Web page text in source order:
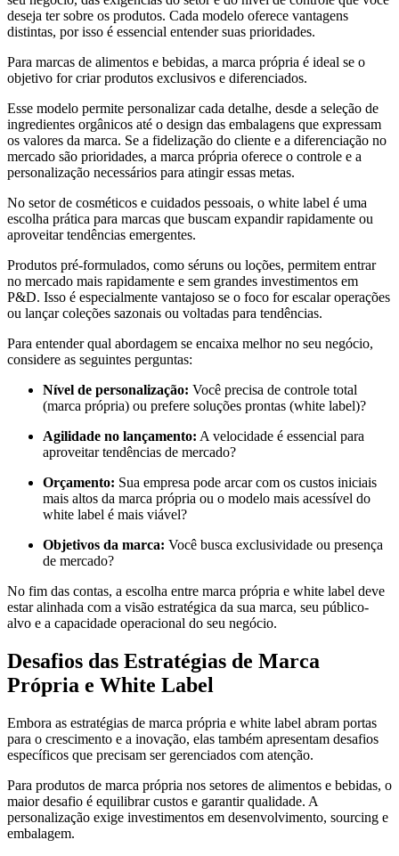
deseja ter sobre os produtos. Cada modelo oferece vantagens
distintas, por isso é essencial entender suas prioridades.
Para marcas de alimentos e bebidas, a marca própria é ideal se o
objetivo for criar produtos exclusivos e diferenciados.
Esse modelo permite personalizar cada detalhe, desde a seleção de
ingredientes orgânicos até o design das embalagens que expressam
os valores da marca. Se a fidelização do cliente e a diferenciação no
mercado são prioridades, a marca própria oferece o controle e a
personalização necessários para atingir essas metas.
No setor de cosméticos e cuidados pessoais, o white label é uma
escolha prática para marcas que buscam expandir rapidamente ou
aproveitar tendências emergentes.
Produtos pré-formulados, como séruns ou loções, permitem entrar
no mercado mais rapidamente e sem grandes investimentos em
P&D. Isso é especialmente vantajoso se o foco for escalar operações
ou lançar coleções sazonais ou voltadas para tendências.
Para entender qual abordagem se encaixa melhor no seu negócio,
considere as seguintes perguntas:
Nível de personalização: Você precisa de controle total
(marca própria) ou prefere soluções prontas (white label)?
Agilidade no lançamento: A velocidade é essencial para
aproveitar tendências de mercado?
Orçamento: Sua empresa pode arcar com os custos iniciais
mais altos da marca própria ou o modelo mais acessível do
white label é mais viável?
Objetivos da marca: Você busca exclusividade ou presença
de mercado?
No fim das contas, a escolha entre marca própria e white label deve
estar alinhada com a visão estratégica da sua marca, seu público-
alvo e a capacidade operacional do seu negócio.
Desafios das Estratégias de Marca
Própria e White Label
Embora as estratégias de marca própria e white label abram portas
para o crescimento e a inovação, elas também apresentam desafios
específicos que precisam ser gerenciados com atenção.
Para produtos de marca própria nos setores de alimentos e bebidas, o
maior desafio é equilibrar custos e garantir qualidade. A
personalização exige investimentos em desenvolvimento, sourcing e
embalagem.